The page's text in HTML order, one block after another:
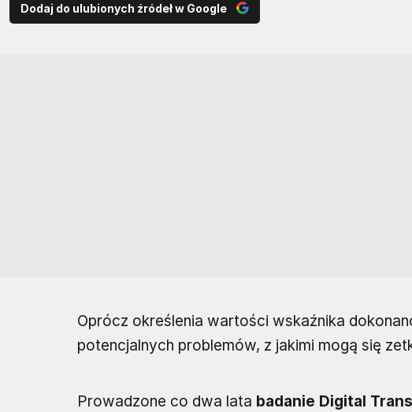
Dodaj do ulubionych źródeł w Google
Oprócz określenia wartości wskaźnika
potencjalnych problemów, z jakimi mogą się
Prowadzone co dwa lata badanie Digital